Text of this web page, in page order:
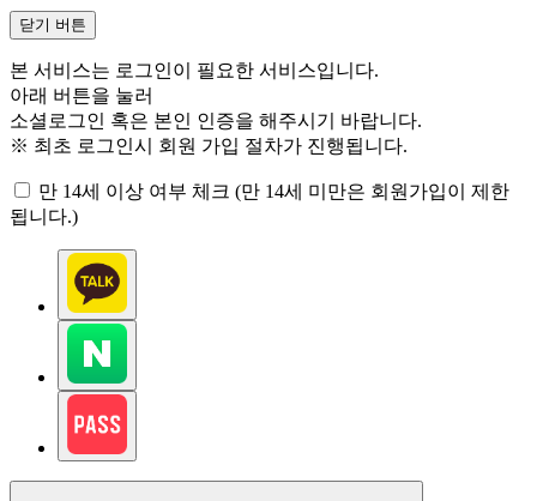
닫기 버튼
본 서비스는 로그인이 필요한 서비스입니다.
아래 버튼을 눌러
소셜로그인 혹은 본인 인증을 해주시기 바랍니다.
※ 최초 로그인시 회원 가입 절차가 진행됩니다.
만 14세 이상 여부 체크 (만 14세 미만은 회원가입이 제한
됩니다.)